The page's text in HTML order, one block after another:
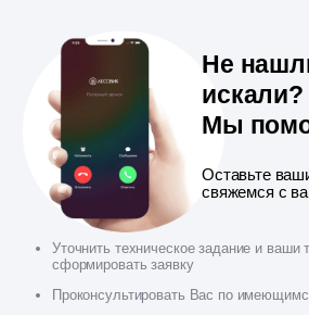
Не
искали?
Мы
Оставьте
свяжемся с
Уточнить техническое задание и ваши
сформировать заявку
Проконсультировать Вас по